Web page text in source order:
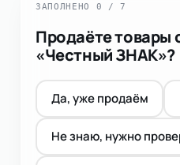
ЗАПОЛНЕНО 0 / 7
Продаёте товары
«Честный ЗНАК»?
Да, уже продаём
Не знаю, нужно